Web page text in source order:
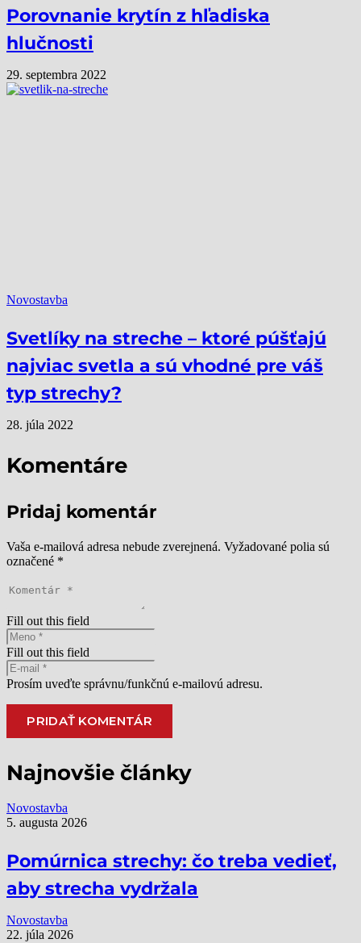
Porovnanie krytín z hľadiska
hlučnosti
29. septembra 2022
Novostavba
Svetlíky na streche – ktoré púšťajú
najviac svetla a sú vhodné pre váš
typ strechy?
28. júla 2022
Komentáre
Pridaj komentár
Vaša e-mailová adresa nebude zverejnená. Vyžadované polia sú
označené *
Fill out this field
Fill out this field
Prosím uveďte správnu/funkčnú e-mailovú adresu.
PRIDAŤ KOMENTÁR
Najnovšie články
Novostavba
5. augusta 2026
Pomúrnica strechy: čo treba vedieť,
aby strecha vydržala
Novostavba
22. júla 2026